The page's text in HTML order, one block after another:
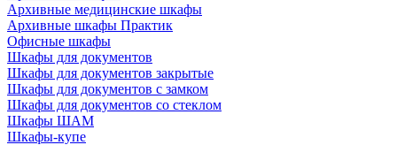
Архивные медицинские шкафы
Архивные шкафы Практик
Офисные шкафы
Шкафы для документов
Шкафы для документов закрытые
Шкафы для документов с замком
Шкафы для документов со стеклом
Шкафы ШАМ
Шкафы-купе